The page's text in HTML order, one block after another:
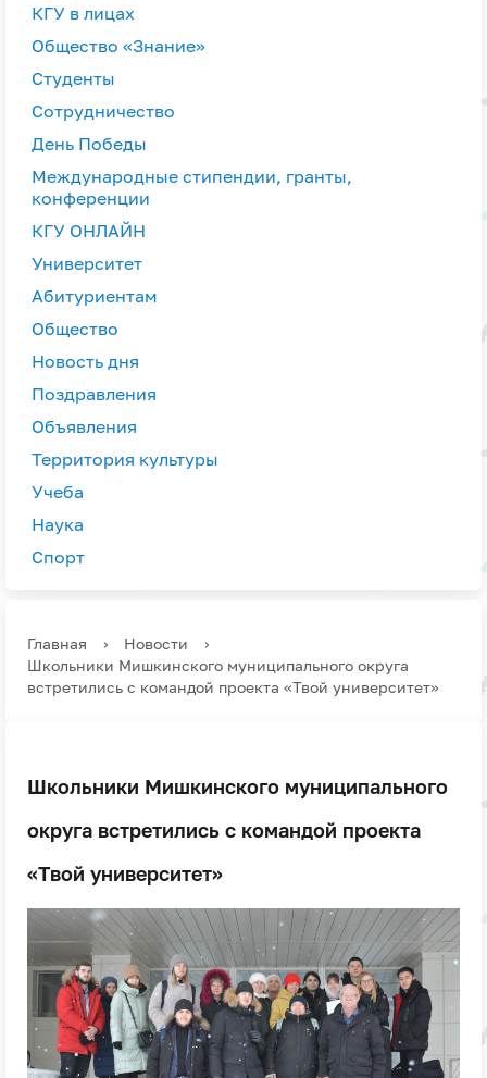
КГУ в лицах
Общество «Знание»
Студенты
Сотрудничество
День Победы
Международные стипендии, гранты,
конференции
КГУ ОНЛАЙН
Университет
Абитуриентам
Общество
Новость дня
Поздравления
Объявления
Территория культуры
Учеба
Наука
Спорт
Главная › Новости
›
Школьники Мишкинского муниципального округа
встретились с командой проекта «Твой университет»
Школьники Мишкинского муниципального
округа встретились с командой проекта
«Твой университет»